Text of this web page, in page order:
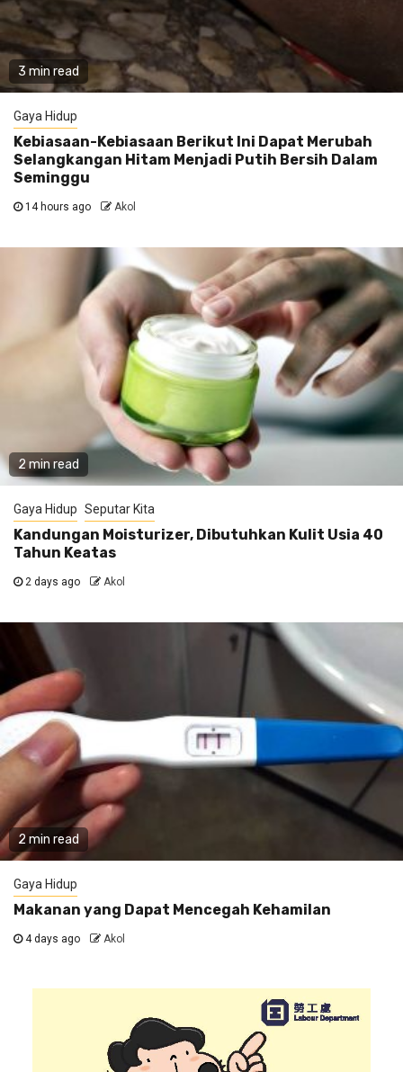
3 min read
Gaya Hidup
Kebiasaan-Kebiasaan Berikut Ini Dapat Merubah
Selangkangan Hitam Menjadi Putih Bersih Dalam
Seminggu
14 hours ago Akol
2 min read
Gaya Hidup Seputar Kita
Kandungan Moisturizer, Dibutuhkan Kulit Usia 40
Tahun Keatas
2 days ago Akol
2 min read
Gaya Hidup
Makanan yang Dapat Mencegah Kehamilan
4 days ago Akol